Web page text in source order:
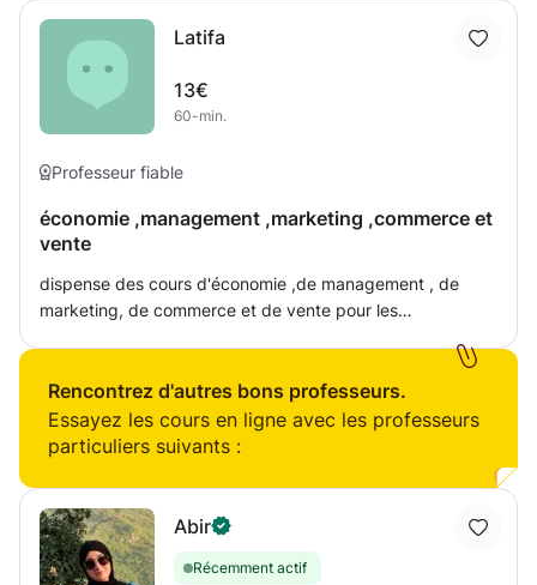
Latifa
13€
60-min.
Professeur fiable
économie ,management ,marketing ,commerce et
vente
dispense des cours d'économie ,de management , de
marketing, de commerce et de vente pour les
préparation du baccalauréat. Possibilité de donner des
formation au sein des centres de formation
Rencontrez d'autres bons professeurs.
Essayez les cours en ligne avec les professeurs
particuliers suivants :
Abir
Récemment actif